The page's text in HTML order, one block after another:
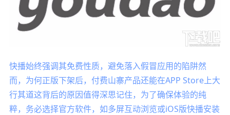
快播始终强调其免费性质，避免落入假冒应用的陷阱然
而，为何正版下架后，付费山寨产品还能在APP Store上大
行其道这背后的原因值得深思记住，为了确保体验的纯
粹，务必选择官方软件，如多屏互动浏览或iOS版快播安装